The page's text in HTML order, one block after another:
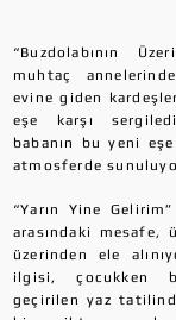
“Buzdolabının
muhtaç
evine giden
eşe karşı
babanın bu yeni
atmosferde
“Yarın Yine
arasındaki mesafe,
üzerinden ele
ilgisi, çocukken
geçirilen yaz